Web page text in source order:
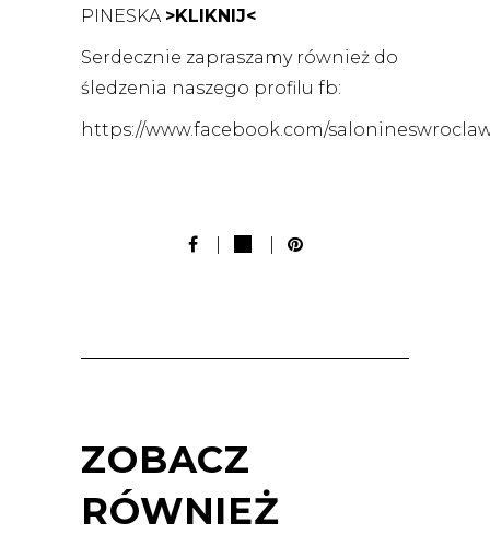
PINESKA >KLIKNIJ<
Serdecznie zapraszamy również do
śledzenia naszego profilu fb:
https://www.facebook.com/
ZOBACZ
RÓWNIEŻ